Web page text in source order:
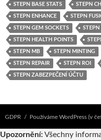
STEPN BASE STATS STEPN
STEPN ENHANCE STEPN
STEPN GEM SOCKETS
STEPN HEALTH POINTS
STEPN MB STEPN MINTING
STEPN REPAIR STEPN ROI
STEPN ZABEZPEČENÍ ÚČTU
GDPR Používáme WordPress (v
Upozornění:Všechny